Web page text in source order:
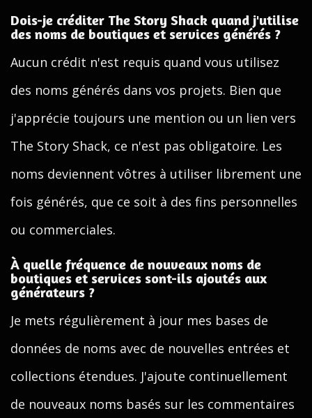
Dois-je créditer The Story Shack quand j'utilise
des noms de boutiques et services générés ?
Aucun crédit n'est requis quand vous utilisez
des noms générés dans vos projets. Bien que
j'apprécie toujours une mention ou un lien vers
The Story Shack, ce n'est pas obligatoire. Les
noms deviennent vôtres à utiliser librement une
fois générés, que ce soit à des fins personnelles
ou commerciales.
À quelle fréquence de nouveaux noms de
boutiques et services sont-ils ajoutés aux
générateurs ?
Je mets régulièrement à jour mes bases de
données de noms avec de nouvelles entrées et
collections étendues. J'ajoute continuellement
de nouveaux noms basés sur les commentaires